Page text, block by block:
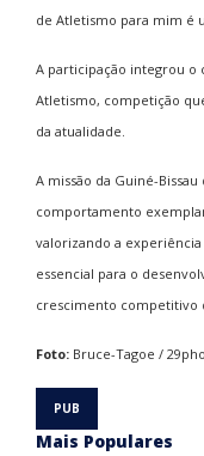
de Atletismo para mim é
A participação integrou o
Atletismo, competição
da atualidade.
A missão da Guiné-
comportamento
valorizando a
essencial para o
crescimento competitivo
Foto: Bruce-Tagoe /
Mais Populares